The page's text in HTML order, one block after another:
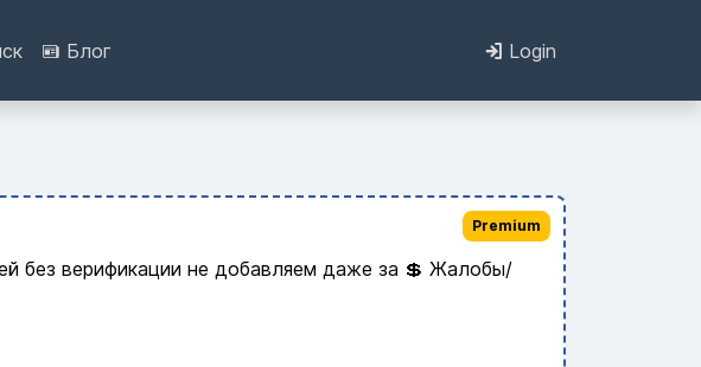
Блог Login
без верификации не добавляем даже за 💲 Жалобы/
Premium